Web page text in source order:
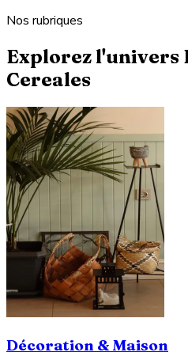
Nos rubriques
Explorez l'univers
Cereales
Décoration & Maison